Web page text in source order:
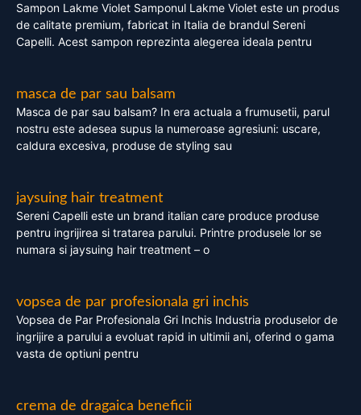
Sampon Lakme Violet Samponul Lakme Violet este un produs
de calitate premium, fabricat in Italia de brandul Sereni
Capelli. Acest sampon reprezinta alegerea ideala pentru
masca de par sau balsam
Masca de par sau balsam? In era actuala a frumusetii, parul
nostru este adesea supus la numeroase agresiuni: uscare,
caldura excesiva, produse de styling sau
jaysuing hair treatment
Sereni Capelli este un brand italian care produce produse
pentru ingrijirea si tratarea parului. Printre produsele lor se
numara si jaysuing hair treatment – o
vopsea de par profesionala gri inchis
Vopsea de Par Profesionala Gri Inchis Industria produselor de
ingrijire a parului a evoluat rapid in ultimii ani, oferind o gama
vasta de optiuni pentru
crema de dragaica beneficii